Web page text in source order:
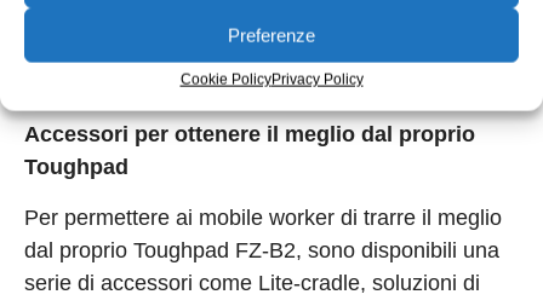
Preferenze
Cookie PolicyPrivacy Policy
certificato con rating IP65 per la resistenza a
polvere ed acqua, e garantisce un funzionamento
efficace con temperature tra i -10 e i +50°.
Accessori per ottenere il meglio dal proprio
Toughpad
Per permettere ai mobile worker di trarre il meglio
dal proprio Toughpad FZ-B2, sono disponibili una
serie di accessori come Lite-cradle, soluzioni di